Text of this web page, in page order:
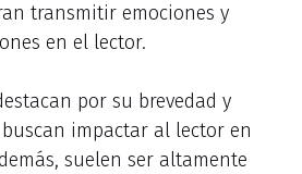
transmitir emociones y
en el lector.
por su brevedad y
impactar al lector en
suelen ser altamente